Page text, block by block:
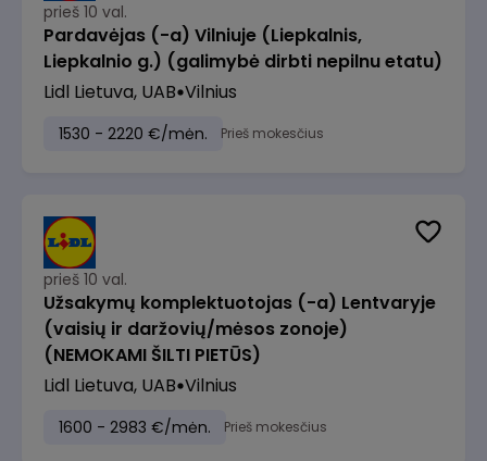
prieš 10 val.
Pardavėjas (-a) Vilniuje (Liepkalnis,
Liepkalnio g.) (galimybė dirbti nepilnu etatu)
Lidl Lietuva, UAB Vilnius
1530 - 2220 €/mėn. Prieš mokesčius
prieš 10 val.
Užsakymų komplektuotojas (-a) Lentvaryje
(vaisių ir daržovių/mėsos zonoje)
(NEMOKAMI ŠILTI PIETŪS)
Lidl Lietuva, UAB Vilnius
1600 - 2983 €/mėn. Prieš mokesčius